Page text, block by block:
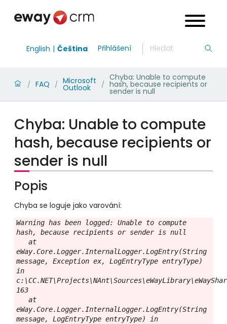
English Čeština Přihlášení
/ FAQ / Microsoft
Outlook /
Chyba: Unable to compute
hash, because recipients or
sender is null
Chyba: Unable to compute
hash, because recipients or
sender is null
Popis
Chyba se loguje jako varování:
Warning has been logged: Unable to compute
hash, because recipients or sender is null
   at
eWay.Core.Logger.InternalLogger.LogEntry(String
message, Exception ex, LogEntryType entryType)
in
163
   at
eWay.Core.Logger.InternalLogger.LogEntry(String
message, LogEntryType entryType) in